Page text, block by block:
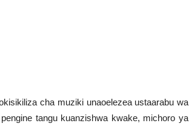
cha muziki unaoelezea ustaarabu wa
tangu kuanzishwa kwake, michoro ya